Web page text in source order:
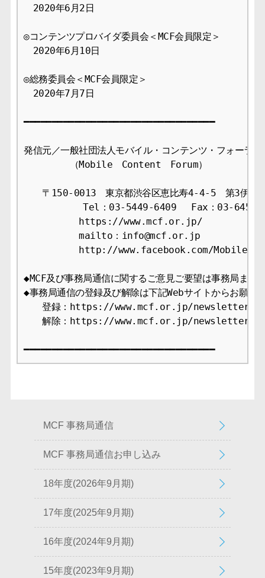
2020年6月2日
◎コンテンツプロバイダ委員会＜MCF会員限定＞
2020年6月10日
◎総務委員会＜MCF会員限定＞
2020年7月7日
━━━━━━━━━━━━━━━━━━━━━━━━━━━━━━━━━━
発信元／一般社団法人モバイル・コンテンツ・フォーラム
（Mobile　Content　Forum）
〒150-0013　東京都渋谷区恵比寿4-4-5　第3伊藤
Tel：03-5449-6409　 Fax：03-6456-
https://www.mcf.or.jp/
mailto：info@mcf.or.jp
http://www.facebook.com/
◆MCF及び事務局通信に関するご意見ご要望は事務局まで
◆事務局通信の登録及び解除は下記Webサイトからお願い
登録：https://www.mcf.or.jp/newsletter/
解除：https://www.mcf.or.jp/newsletter/
MCF 事務局通信
MCF 事務局通信お申し込み
18年度(2026年9月期)
17年度(2025年9月期)
16年度(2024年9月期)
15年度(2023年9月期)